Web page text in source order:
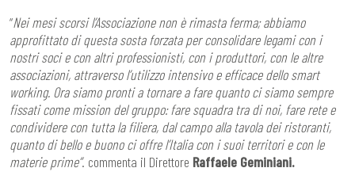
“Nei mesi scorsi l’Associazione non è rimasta ferma; abbiamo
approfittato di questa sosta forzata per consolidare legami con i
nostri soci e con altri professionisti, con i produttori, con le altre
associazioni, attraverso l’utilizzo intensivo e efficace dello smart
working. Ora siamo pronti a tornare a fare quanto ci siamo sempre
fissati come mission del gruppo: fare squadra tra di noi, fare rete e
condividere con tutta la filiera, dal campo alla tavola dei ristoranti,
quanto di bello e buono ci offre l’Italia con i suoi territori e con le
materie prime”. commenta il Direttore Raffaele Geminiani.